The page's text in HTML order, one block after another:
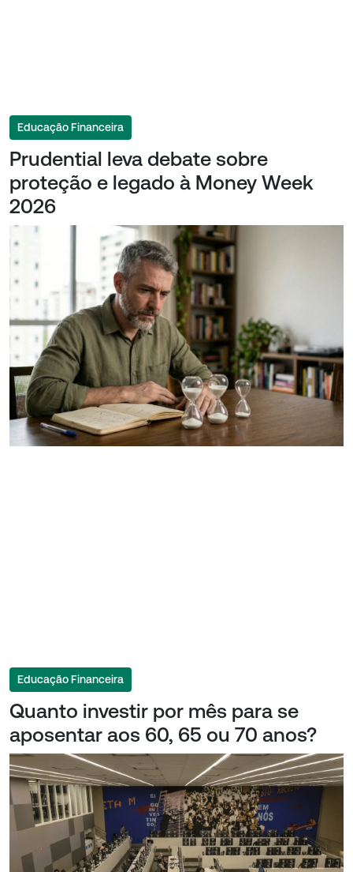
Educação Financeira
Prudential leva debate sobre
proteção e legado à Money Week
2026
Educação Financeira
Quanto investir por mês para se
aposentar aos 60, 65 ou 70 anos?